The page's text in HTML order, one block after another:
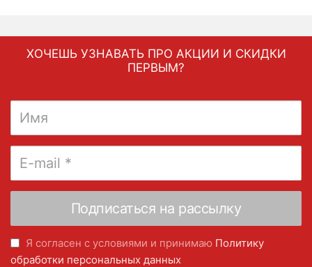
ХОЧЕШЬ УЗНАВАТЬ ПРО АКЦИИ И СКИДКИ
ПЕРВЫМ?
Я согласен с условиями и принимаю Политику
обработки персональных данных